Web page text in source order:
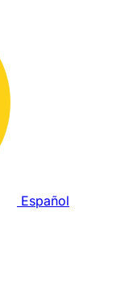
Español